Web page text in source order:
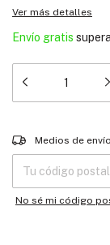
Ver más detalles
Envío gratis
Entregas para el CP:
Medios de envío
No sé mi código